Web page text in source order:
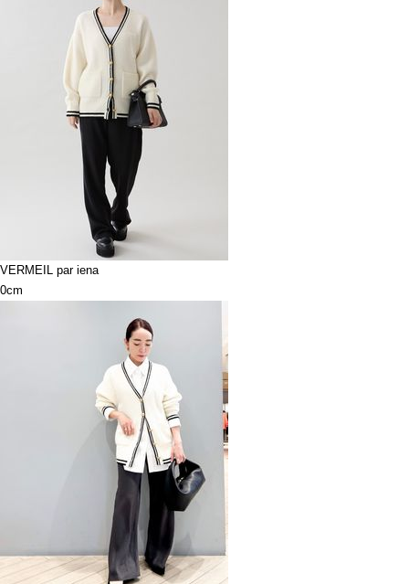
VERMEIL par iena
0cm